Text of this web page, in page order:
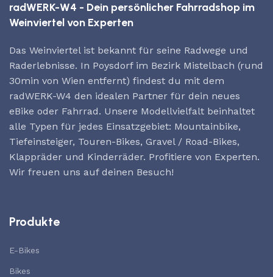
radWERK-W4 - Dein persönlicher Fahrradshop im
Weinviertel von Experten
Das Weinviertel ist bekannt für seine Radwege und
Raderlebnisse. In Poysdorf im Bezirk Mistelbach (rund
30min von Wien entfernt) findest du mit dem
radWERK-W4 den idealen Partner für dein neues
eBike oder Fahrrad. Unsere Modellvielfalt beinhaltet
alle Typen für jedes Einsatzgebiet: Mountainbike,
Tiefeinsteiger, Touren-Bikes, Gravel / Road-Bikes,
Klappräder und Kinderräder. Profitiere von Experten.
Wir freuen uns auf deinen Besuch!
Produkte
E-Bikes
Bikes